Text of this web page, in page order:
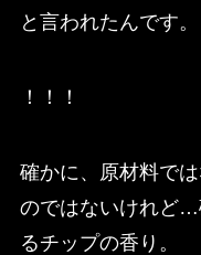
と言われたんです。
！！！
確かに、原材料で
のではないけれど…
るチップの香り。